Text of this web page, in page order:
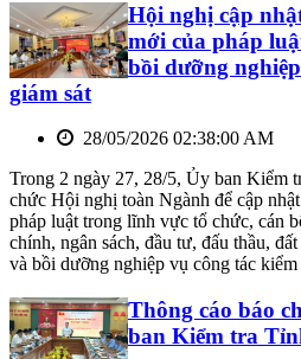
Hội nghị cập
mới của pháp
bồi dưỡng
giám sát
28/05/2026 02:38:00 AM
Trong 2 ngày 27, 28/5, Ủy ban Kiểm
chức Hội nghị toàn Ngành để cập
pháp luật trong lĩnh vực tổ chức, cán
chính, ngân sách, đầu tư, đấu thầu,
và bồi dưỡng nghiệp vụ công tác kiểm
Thông cáo báo
ban Kiểm tra